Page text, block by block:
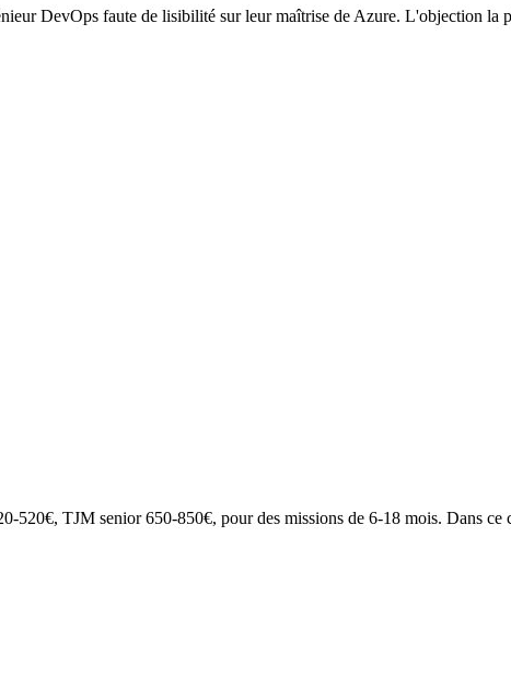
DevOps faute de lisibilité sur leur maîtrise de Azure. L'objection la
TJM senior 650-850€, pour des missions de 6-18 mois. Dans